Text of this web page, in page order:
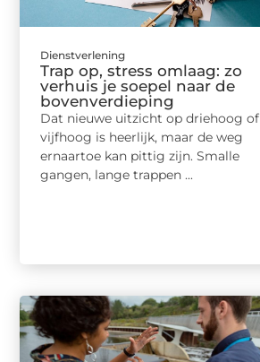
Dienstverlening
Trap op, stress omlaag: zo
verhuis je soepel naar de
bovenverdieping
Dat nieuwe uitzicht op driehoog of
vijfhoog is heerlijk, maar de weg
ernaartoe kan pittig zijn. Smalle
gangen, lange trappen ...